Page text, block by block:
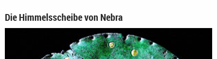
Die Himmelsscheibe von Nebra